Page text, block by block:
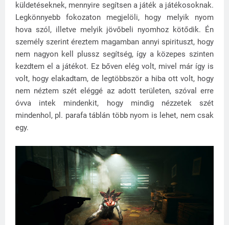
küldetéseknek, mennyire segítsen a játék a játékosoknak.
Legkönnyebb fokozaton megjelöli, hogy melyik nyom
hova szól, illetve melyik jövőbeli nyomhoz kötődik. Én
személy szerint éreztem magamban annyi spirituszt, hogy
nem nagyon kell plussz segítség, így a közepes szinten
kezdtem el a játékot. Ez bőven elég volt, mivel már így is
volt, hogy elakadtam, de legtöbbször a hiba ott volt, hogy
nem néztem szét eléggé az adott területen, szóval erre
óvva intek mindenkit, hogy mindig nézzetek szét
mindenhol, pl. parafa táblán több nyom is lehet, nem csak
egy.